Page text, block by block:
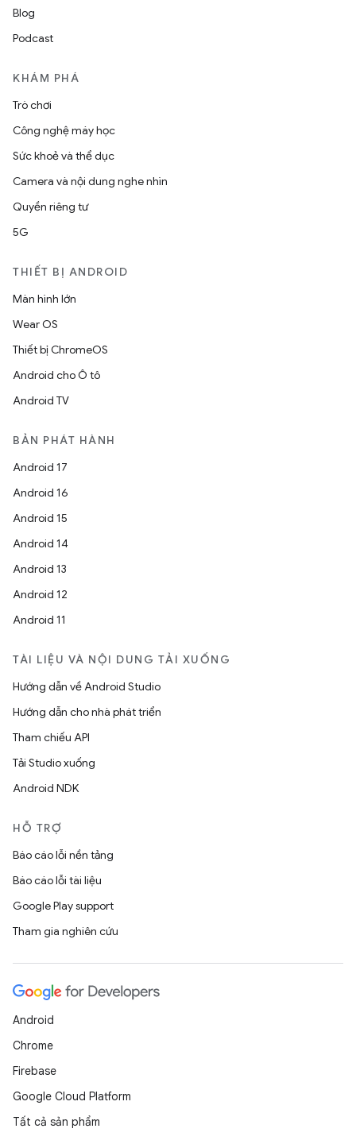
Blog
Podcast
KHÁM PHÁ
Trò chơi
Công nghệ máy học
Sức khoẻ và thể dục
Camera và nội dung nghe nhìn
Quyền riêng tư
5G
THIẾT BỊ ANDROID
Màn hình lớn
Wear OS
Thiết bị ChromeOS
Android cho Ô tô
Android TV
BẢN PHÁT HÀNH
Android 17
Android 16
Android 15
Android 14
Android 13
Android 12
Android 11
TÀI LIỆU VÀ NỘI DUNG TẢI XUỐNG
Hướng dẫn về Android Studio
Hướng dẫn cho nhà phát triển
Tham chiếu API
Tải Studio xuống
Android NDK
HỖ TRỢ
Báo cáo lỗi nền tảng
Báo cáo lỗi tài liệu
Google Play support
Tham gia nghiên cứu
Android
Chrome
Firebase
Google Cloud Platform
Tất cả sản phẩm